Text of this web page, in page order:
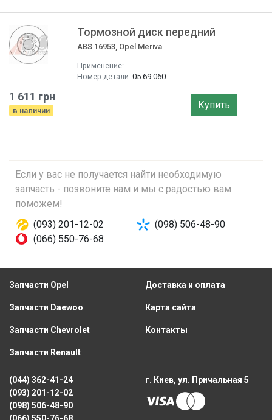
Тормозной диск передний
ABS 16953, Opel Meriva
Применение:
Номер детали: 05 69 060
1 611 грн
в наличии Купить
Если у вас не получается найти необходимую
запчасть - позвоните нам и мы с радостью вам
поможем!
(093) 201-12-02
(098) 506-48-90
(066) 550-76-68
Запчасти Opel
Запчасти Daewoo
Запчасти Chevrolet
Запчасти Renault
Доставка и оплата
Карта сайта
Контакты
(044) 362-41-24
(093) 201-12-02
(098) 506-48-90
г. Киев, ул. Причальная 5